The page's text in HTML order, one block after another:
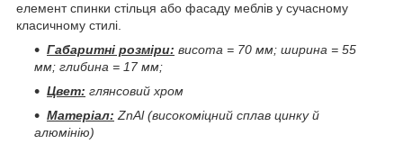
елемент спинки стільця або фасаду меблів у сучасному
класичному стилі.
Габаритні розміри: висота = 70 мм; ширина = 55
мм; глибина = 17 мм;
Цвет: глянсовий хром
Матеріал: ZnAl (високоміцний сплав цинку й
алюмінію)